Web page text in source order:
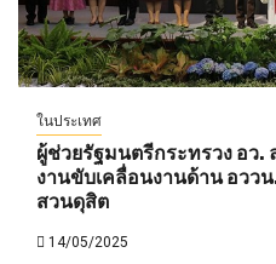
ในประเทศ
ผู้ช่วยรัฐมนตรีกระทรวง อว
งานขับเคลื่อนงานด้าน อวว
สวนดุสิต
14/05/2025